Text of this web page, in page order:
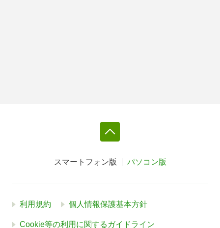
スマートフォン版 パソコン版
利用規約 個人情報保護基本方針
Cookie等の利用に関するガイドライン